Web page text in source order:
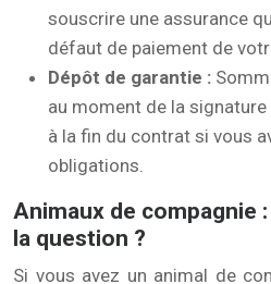
souscrire une assurance
défaut de paiement de
Dépôt de garantie :
au moment de la
à la fin du contrat si vous
obligations.
Animaux de compagnie
la question ?
Si vous avez un animal de